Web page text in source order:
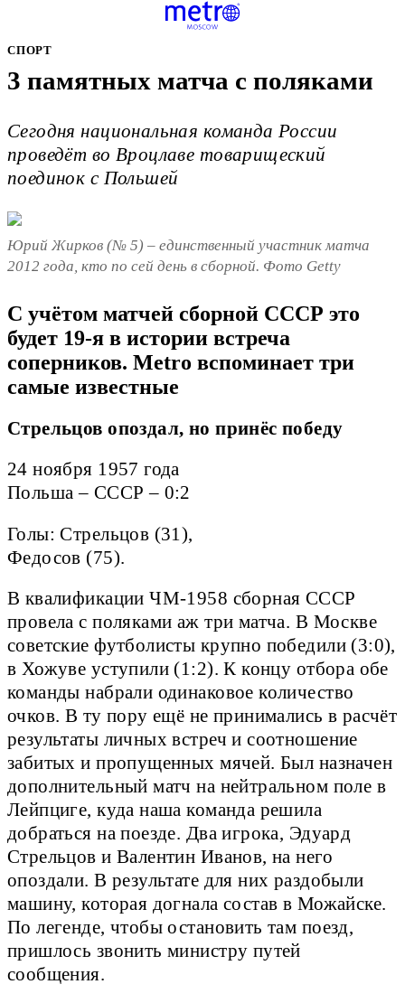
СПОРТ
3 памятных матча с поляками
Сегодня национальная команда России
проведёт во Вроцлаве товарищеский
поединок с Польшей
Юрий Жирков (№ 5) – единственный участник матча
2012 года, кто по сей день в сборной. Фото Getty
С учётом матчей сборной СССР это
будет 19-я в истории встреча
соперников. Metro вспоминает три
самые известные
Стрельцов опоздал, но принёс победу
24 ноября 1957 года
Польша – СССР – 0:2
Голы: Стрельцов (31),
Федосов (75).
В квалификации ЧМ-1958 сборная СССР
провела с поляками аж три матча. В Москве
советские футболисты крупно победили (3:0),
в Хожуве уступили (1:2). К концу отбора обе
команды набрали одинаковое количество
очков. В ту пору ещё не принимались в расчёт
результаты личных встреч и соотношение
забитых и пропущенных мячей. Был назначен
дополнительный матч на нейтральном поле в
Лейпциге, куда наша команда решила
добраться на поезде. Два игрока, Эдуард
Стрельцов и Валентин Иванов, на него
опоздали. В результате для них раздобыли
машину, которая догнала состав в Можайске.
По легенде, чтобы остановить там поезд,
пришлось звонить министру путей
сообщения.